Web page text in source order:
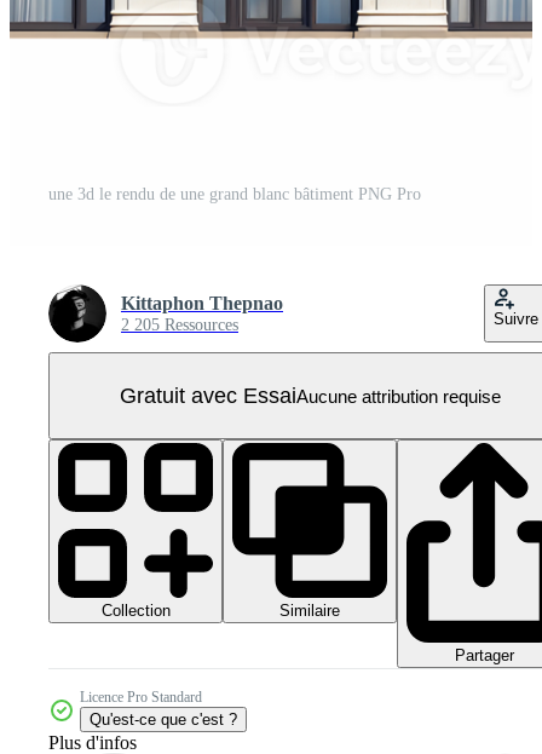
une 3d le rendu de une grand blanc bâtiment PNG Pro
Kittaphon Thepnao
2 205 Ressources Suivre
Gratuit avec EssaiAucune attribution requise
Collection Similaire
Partager
Licence Pro Standard
Qu'est-ce que c'est ?
Plus d'infos